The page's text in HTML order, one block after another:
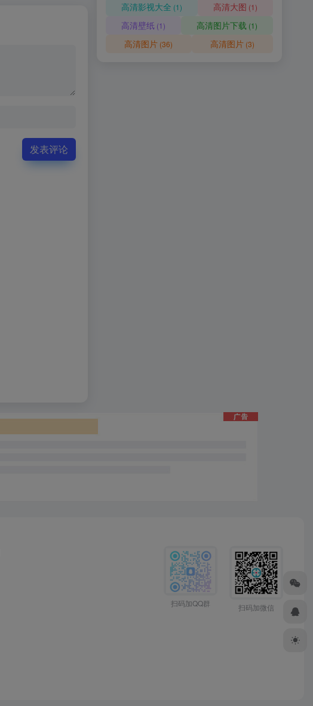
发表评论
高清影视大全 (1) 高清大图 (1)
高清壁纸 (1) 高清图片下载 (1)
高清图片 (36) 高清图片(3)
扫码加QQ群 扫码加微信